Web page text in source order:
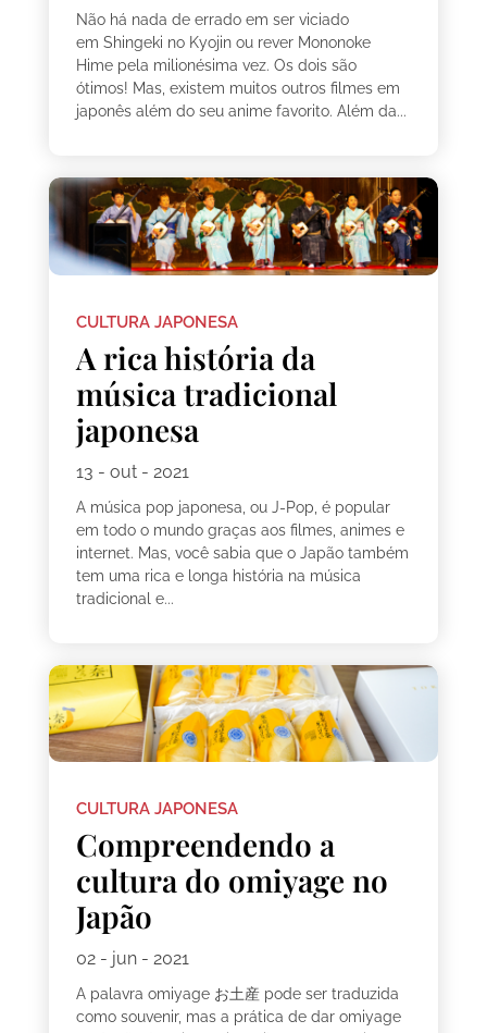
Não há nada de errado em ser viciado
em Shingeki no Kyojin ou rever Mononoke
Hime pela milionésima vez. Os dois são
ótimos! Mas, existem muitos outros filmes em
japonês além do seu anime favorito. Além da...
CULTURA JAPONESA
A rica história da
música tradicional
japonesa
13 - out - 2021
A música pop japonesa, ou J-Pop, é popular
em todo o mundo graças aos filmes, animes e
internet. Mas, você sabia que o Japão também
tem uma rica e longa história na música
tradicional e...
CULTURA JAPONESA
Compreendendo a
cultura do omiyage no
Japão
02 - jun - 2021
A palavra omiyage お土産 pode ser traduzida
como souvenir, mas a prática de dar omiyage